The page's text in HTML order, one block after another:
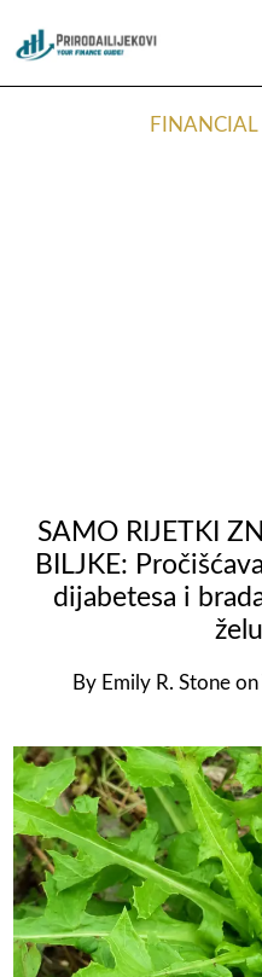
FINANCIAL
SAMO RIJETKI
BILJKE:
dijabetesa i
By Emily R. Stone on